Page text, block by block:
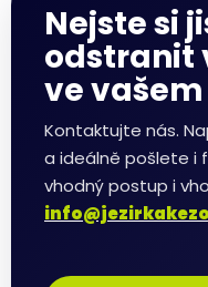
Nejste si
odstranit
ve
Kontaktujte nás.
a ideálně pošlete i
vhodný postup i